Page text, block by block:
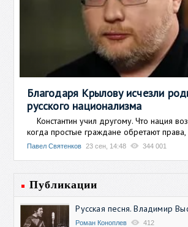
Благодаря Крылову исчезли
русского национализма
Константин учил другому. Что нация
когда простые граждане обретают права,
Павел Святенков 23 сен, 14:48 344 001
Публикации
Русская песня. Владимир
Роман Коноплев 412